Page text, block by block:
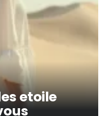
etoile